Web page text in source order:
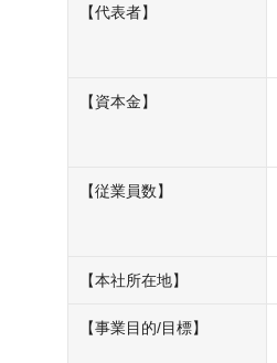
【代表者】
【資本金】
【従業員数】
【本社所在地】
【事業目的/目標】